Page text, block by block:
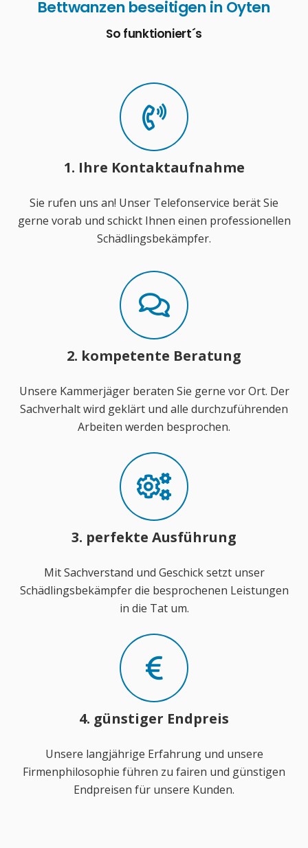
Bettwanzen beseitigen in Oyten
So funktioniert´s
1. Ihre Kontaktaufnahme
Sie rufen uns an! Unser Telefonservice berät Sie
gerne vorab und schickt Ihnen einen professionellen
Schädlingsbekämpfer.
2. kompetente Beratung
Unsere Kammerjäger beraten Sie gerne vor Ort. Der
Sachverhalt wird geklärt und alle durchzuführenden
Arbeiten werden besprochen.
3. perfekte Ausführung
Mit Sachverstand und Geschick setzt unser
Schädlingsbekämpfer die besprochenen Leistungen
in die Tat um.
4. günstiger Endpreis
Unsere langjährige Erfahrung und unsere
Firmenphilosophie führen zu fairen und günstigen
Endpreisen für unsere Kunden.